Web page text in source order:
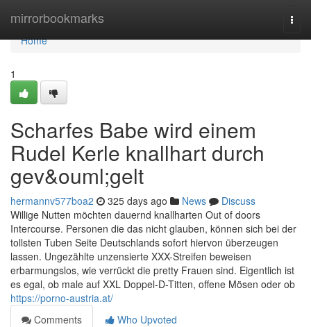
mirrorbookmarks
Home
Home
1
Scharfes Babe wird einem
Rudel Kerle knallhart durch
gev&ouml;gelt
hermannv577boa2 325 days ago News
Discuss
Willige Nutten möchten dauernd knallharten Out of doors
Intercourse. Personen die das nicht glauben, können sich bei der
tollsten Tuben Seite Deutschlands sofort hiervon überzeugen
lassen. Ungezählte unzensierte XXX-Streifen beweisen
erbarmungslos, wie verrückt die pretty Frauen sind. Eigentlich ist
es egal, ob male auf XXL Doppel-D-Titten, offene Mösen oder ob
https://porno-austria.at/
Comments
Who Upvoted